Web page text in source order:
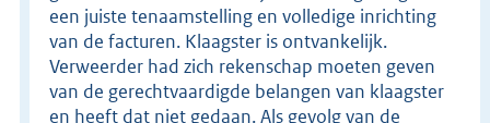
een juiste tenaamstelling en volledige inrichting
van de facturen. Klaagster is ontvankelijk.
Verweerder had zich rekenschap moeten geven
van de gerechtvaardigde belangen van klaagster
en heeft dat niet gedaan. Als gevolg van de